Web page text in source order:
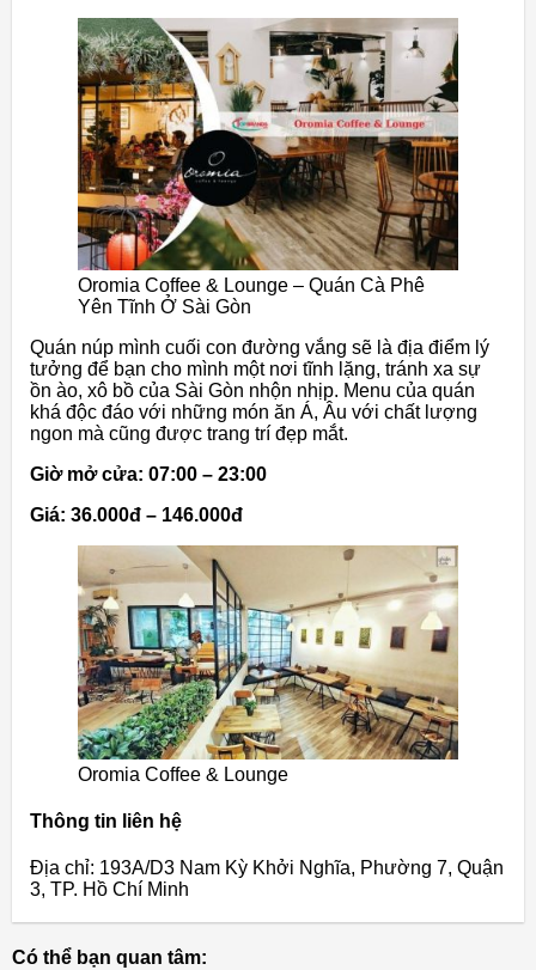
Oromia Coffee & Lounge – Quán Cà Phê
Yên Tĩnh Ở Sài Gòn
Quán núp mình cuối con đường vắng sẽ là địa điểm lý
tưởng để bạn cho mình một nơi tĩnh lặng, tránh xa sự
ồn ào, xô bồ của Sài Gòn nhộn nhịp. Menu của quán
khá độc đáo với những món ăn Á, Âu với chất lượng
ngon mà cũng được trang trí đẹp mắt.
Giờ mở cửa: 07:00 – 23:00
Giá: 36.000đ – 146.000đ
Oromia Coffee & Lounge
Thông tin liên hệ
Địa chỉ: 193A/D3 Nam Kỳ Khởi Nghĩa, Phường 7, Quận
3, TP. Hồ Chí Minh
Có thể bạn quan tâm: